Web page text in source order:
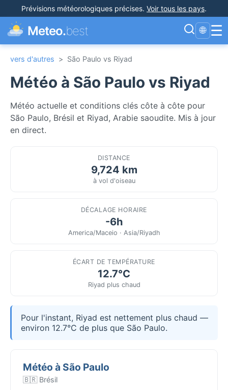
Prévisions météorologiques précises. Voir tous les pays.
Meteo.best 🌐 ☰
vers d'autres > São Paulo vs Riyad
Météo à São Paulo vs Riyad
Météo actuelle et conditions clés côte à côte pour
São Paulo, Brésil et Riyad, Arabie saoudite. Mis à jour
en direct.
DISTANCE
9,724 km
à vol d'oiseau
DÉCALAGE HORAIRE
-6h
America/Maceio · Asia/Riyadh
ÉCART DE TEMPÉRATURE
12.7°C
Riyad plus chaud
Pour l'instant, Riyad est nettement plus chaud —
environ 12.7°C de plus que São Paulo.
Météo à São Paulo
🇧🇷 Brésil